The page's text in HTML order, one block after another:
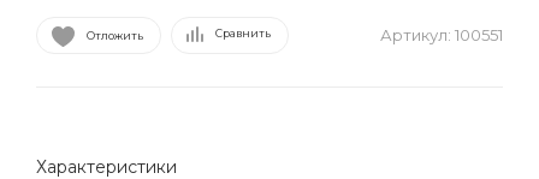
Отложить Сравнить Артикул: 100551
Характеристики